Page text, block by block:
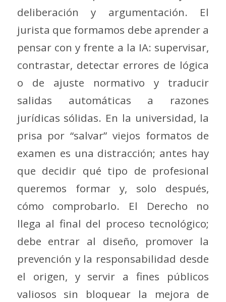
deliberación y argumentación. El
jurista que formamos debe aprender a
pensar con y frente a la IA: supervisar,
contrastar, detectar errores de lógica
o de ajuste normativo y traducir
salidas automáticas a razones
jurídicas sólidas. En la universidad, la
prisa por “salvar” viejos formatos de
examen es una distracción; antes hay
que decidir qué tipo de profesional
queremos formar y, solo después,
cómo comprobarlo. El Derecho no
llega al final del proceso tecnológico;
debe entrar al diseño, promover la
prevención y la responsabilidad desde
el origen, y servir a fines públicos
valiosos sin bloquear la mejora de